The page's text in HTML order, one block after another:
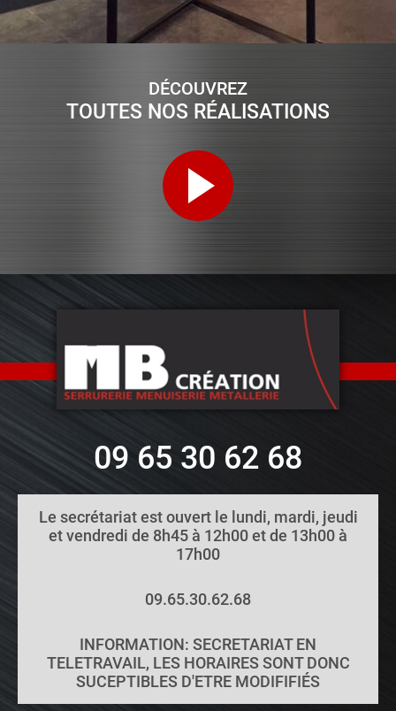
DÉCOUVREZ
TOUTES NOS RÉALISATIONS
09 65 30 62 68
Le secrétariat est ouvert le lundi, mardi, jeudi
et vendredi de 8h45 à 12h00 et de 13h00 à
17h00
09.65.30.62.68
INFORMATION: SECRETARIAT EN
TELETRAVAIL, LES HORAIRES SONT DONC
SUCEPTIBLES D'ETRE MODIFIFIÉS